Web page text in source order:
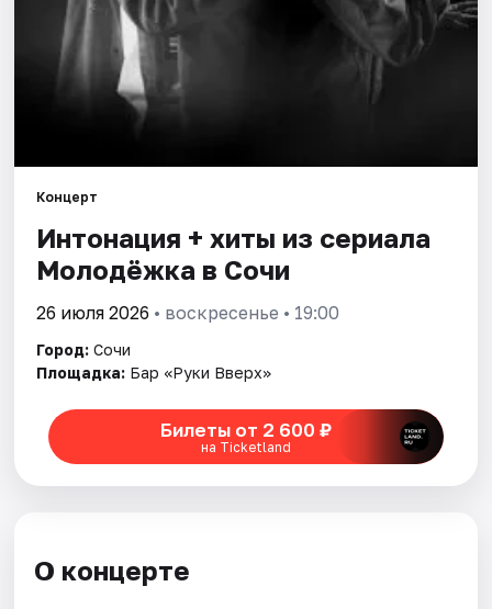
Города
Площадки
Концерт
Интонация + хиты из сериала
Молодёжка в Сочи
26 июля 2026 • воскресенье • 19:00
Город: Сочи
Площадка: Бар «Руки Вверх»
Билеты от 2 600 ₽
на Ticketland
О концерте